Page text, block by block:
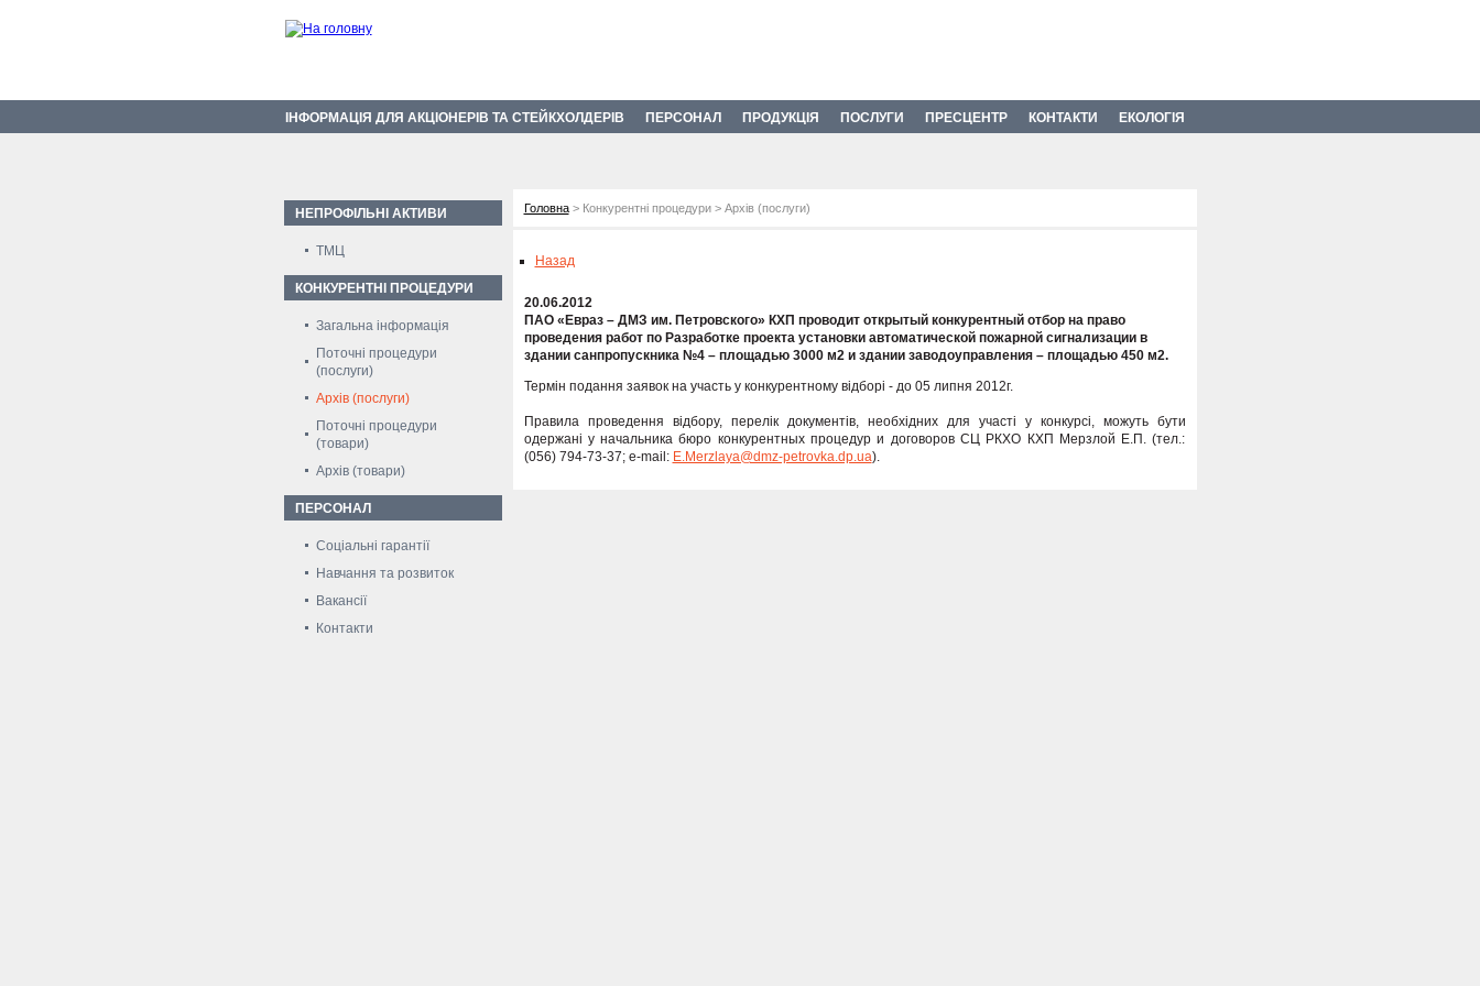
ІНФОРМАЦІЯ ДЛЯ АКЦІОНЕРІВ ТА СТЕЙКХОЛДЕРІВ ПЕРСОНАЛ ПРОДУКЦІЯ ПОСЛУГИ ПРЕСЦЕНТР КОНТАКТИ ЕКОЛОГІЯ
НЕПРОФІЛЬНІ АКТИВИ
ТМЦ
КОНКУРЕНТНІ ПРОЦЕДУРИ
Загальна інформація
Поточні процедури
(послуги)
Архів (послуги)
Поточні процедури
(товари)
Архів (товари)
ПЕРСОНАЛ
Соціальні гарантії
Навчання та розвиток
Вакансії
Контакти
Головна> Конкурентні процедури > Архів (послуги)
Назад
20.06.2012
ПАО «Евраз – ДМЗ им. Петровского» КХП проводит открытый конкурентный отбор на право
проведения работ по Разработке проекта установки автоматической пожарной сигнализации в
здании санпропускника №4 – площадью 3000 м2 и здании заводоуправления – площадью 450 м2.
Термін подання заявок на участь у конкурентному відборі - до 05 липня 2012г.
Правила проведення відбору, перелік документів, необхідних для участі у конкурсі, можуть бути
одержані у начальника бюро конкурентных процедур и договоров СЦ РКХО КХП Мерзлой Е.П. (тел.:
(056) 794-73-37; e-mail: E.Merzlaya@dmz-petrovka.dp.ua).